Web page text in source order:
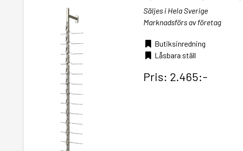
Säljes i Hela Sverige
Marknadsförs av företag
Butiksinredning
Låsbara ställ
Pris: 2.465:-